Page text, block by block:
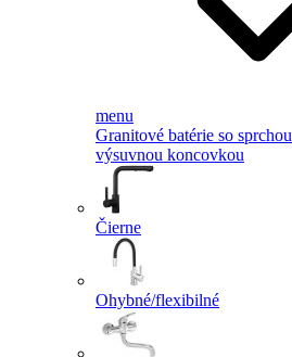
menu
Granitové batérie so sprchou
výsuvnou koncovkou
Čierne
Ohybné/flexibilné